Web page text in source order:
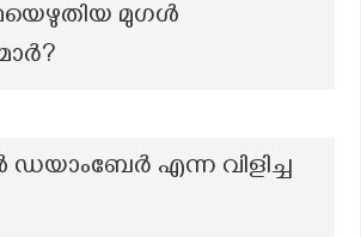
മുഗൾ
ഡയാംബേർ എന്ന വിളിച്ച